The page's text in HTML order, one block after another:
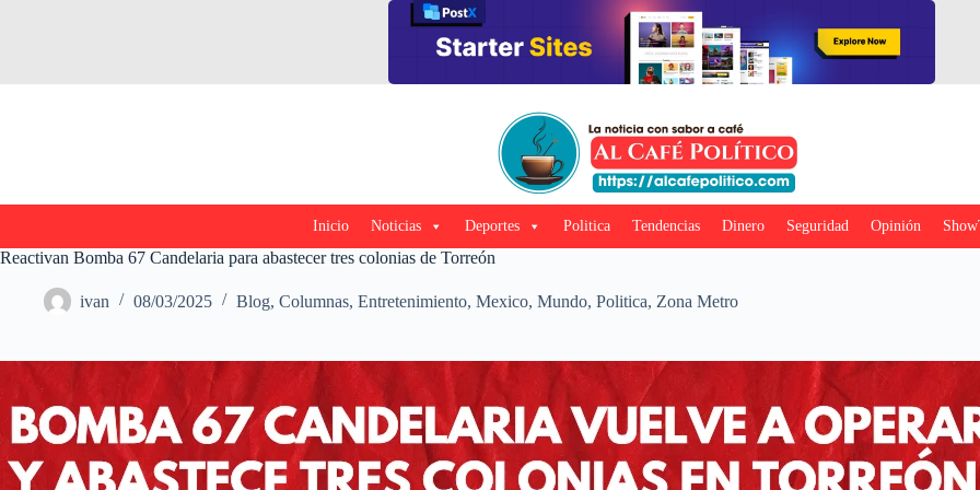
Inicio Noticias Deportes Politica Tendencias Dinero Seguridad Opinión
Reactivan Bomba 67 Candelaria para abastecer tres colonias de Torreón
ivan 08/03/2025 Blog, Columnas, Entretenimiento, Mexico, Mundo, Politica, Zona Metro